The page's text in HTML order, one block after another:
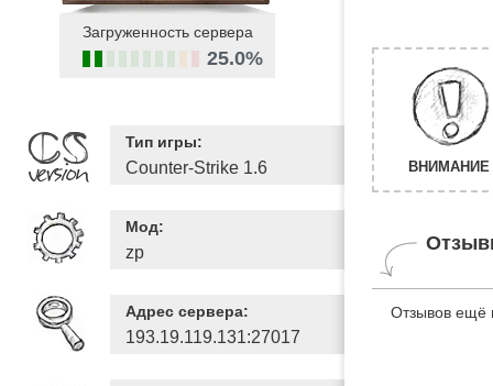
Загруженность сервера
25.0%
Тип игры:
Counter-Strike 1.6
Мод:
zp
Адрес сервера:
193.19.119.131:27017
ВНИМАНИЕ
Отзывов ещё